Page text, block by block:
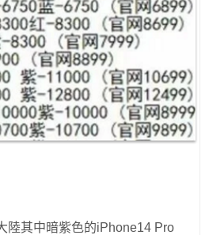
陸其中暗紫色的iPhone14 Pro